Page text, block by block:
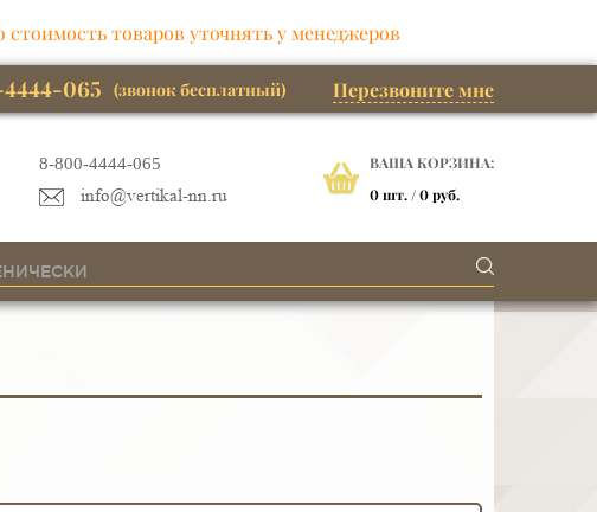
товаров уточнять у менеджеров
065 (звонок бесплатный) Перезвоните мне
8-800-4444-065
info@vertikal-nn.ru
ВАША КОРЗИНА:
0шт. /0 руб.